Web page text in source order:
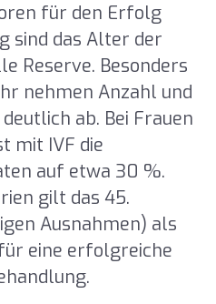
für den Erfolg
sind das Alter der
Reserve. Besonders
nehmen Anzahl und
ab. Bei Frauen
mit IVF die
auf etwa 30 %.
gilt das 45.
Ausnahmen) als
eine erfolgreiche